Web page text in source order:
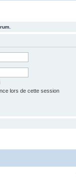
lors de cette session